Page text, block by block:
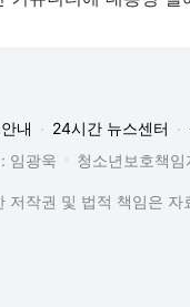
내 24시간 뉴스센터
임광욱
청소년보호책임
저작권 및 법적 책임은